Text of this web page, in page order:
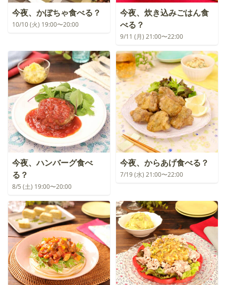
今夜、かぼちゃ食べる？
10/10 (火) 19:00〜20:00
今夜、炊き込みごはん食
べる？
9/11 (月) 21:00〜22:00
今夜、ハンバーグ食べ
る？
8/5 (土) 19:00〜20:00
今夜、からあげ食べる？
7/19 (水) 21:00〜22:00